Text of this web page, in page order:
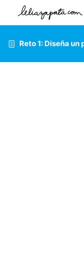
Reto 1: Diseña